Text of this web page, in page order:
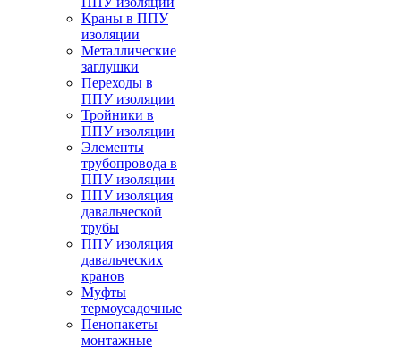
Краны в ППУ
изоляции
Металлические
заглушки
Переходы в
ППУ изоляции
Тройники в
ППУ изоляции
Элементы
трубопровода в
ППУ изоляции
ППУ изоляция
давальческой
трубы
ППУ изоляция
давальческих
кранов
Муфты
термоусадочные
Пенопакеты
монтажные